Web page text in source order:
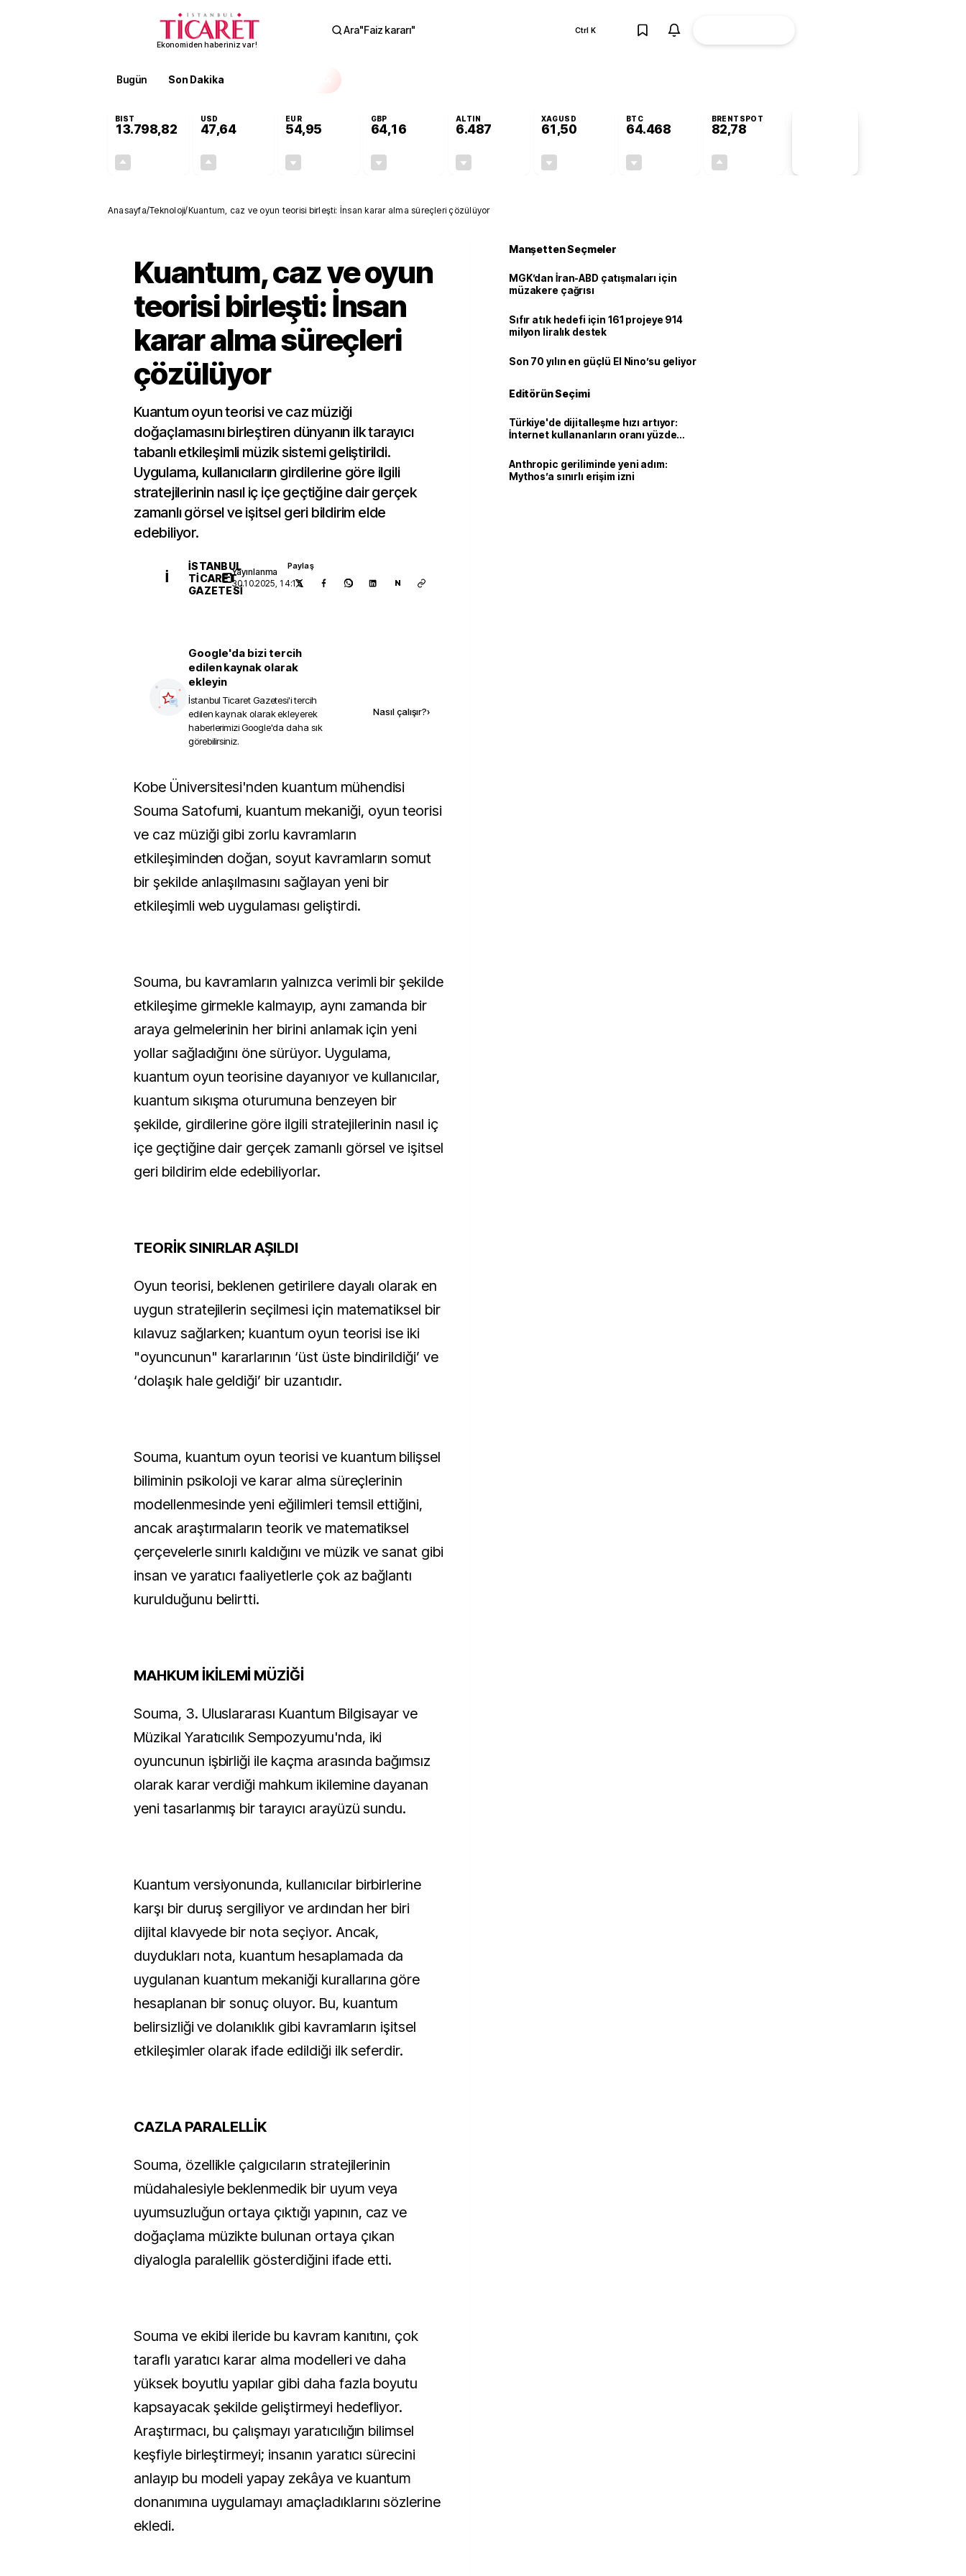
Ekonomiden haberiniz var!
Ara"Faiz kararı" Ctrl K
Bugün Son Dakika
BIST
13.798,82
USD
47,64
EUR
54,95
GBP
64,16
ALTIN
6.487
XAGUSD
61,50
BTC
64.468
BRENTSPOT
82,78
Anasayfa/Teknoloji/Kuantum, caz ve oyun teorisi birleşti: İnsan karar alma süreçleri çözülüyor
Kuantum, caz ve oyun
teorisi birleşti: İnsan
karar alma süreçleri
çözülüyor
Kuantum oyun teorisi ve caz müziği
doğaçlamasını birleştiren dünyanın ilk tarayıcı
tabanlı etkileşimli müzik sistemi geliştirildi.
Uygulama, kullanıcıların girdilerine göre ilgili
stratejilerinin nasıl iç içe geçtiğine dair gerçek
zamanlı görsel ve işitsel geri bildirim elde
edebiliyor.
İ
İSTANBUL
TICARET
GAZETESI
Yayınlanma
30.10.2025, 14:15
Paylaş
N
Google'da bizi tercih
edilen kaynak olarak
ekleyin
İstanbul Ticaret Gazetesi'i tercih
edilen kaynak olarak ekleyerek
haberlerimizi Google'da daha sık
görebilirsiniz.
Nasıl çalışır?›
Kobe Üniversitesi'nden kuantum mühendisi
Souma Satofumi, kuantum mekaniği, oyun teorisi
ve caz müziği gibi zorlu kavramların
etkileşiminden doğan, soyut kavramların somut
bir şekilde anlaşılmasını sağlayan yeni bir
etkileşimli web uygulaması geliştirdi.
Souma, bu kavramların yalnızca verimli bir şekilde
etkileşime girmekle kalmayıp, aynı zamanda bir
araya gelmelerinin her birini anlamak için yeni
yollar sağladığını öne sürüyor. Uygulama,
kuantum oyun teorisine dayanıyor ve kullanıcılar,
kuantum sıkışma oturumuna benzeyen bir
şekilde, girdilerine göre ilgili stratejilerinin nasıl iç
içe geçtiğine dair gerçek zamanlı görsel ve işitsel
geri bildirim elde edebiliyorlar.
TEORİK SINIRLAR AŞILDI
Oyun teorisi, beklenen getirilere dayalı olarak en
uygun stratejilerin seçilmesi için matematiksel bir
kılavuz sağlarken; kuantum oyun teorisi ise iki
"oyuncunun" kararlarının ‘üst üste bindirildiği’ ve
‘dolaşık hale geldiği’ bir uzantıdır.
Souma, kuantum oyun teorisi ve kuantum bilişsel
biliminin psikoloji ve karar alma süreçlerinin
modellenmesinde yeni eğilimleri temsil ettiğini,
ancak araştırmaların teorik ve matematiksel
çerçevelerle sınırlı kaldığını ve müzik ve sanat gibi
insan ve yaratıcı faaliyetlerle çok az bağlantı
kurulduğunu belirtti.
MAHKUM İKİLEMİ MÜZİĞİ
Souma, 3. Uluslararası Kuantum Bilgisayar ve
Müzikal Yaratıcılık Sempozyumu'nda, iki
oyuncunun işbirliği ile kaçma arasında bağımsız
olarak karar verdiği mahkum ikilemine dayanan
yeni tasarlanmış bir tarayıcı arayüzü sundu.
Kuantum versiyonunda, kullanıcılar birbirlerine
karşı bir duruş sergiliyor ve ardından her biri
dijital klavyede bir nota seçiyor. Ancak,
duydukları nota, kuantum hesaplamada da
uygulanan kuantum mekaniği kurallarına göre
hesaplanan bir sonuç oluyor. Bu, kuantum
belirsizliği ve dolanıklık gibi kavramların işitsel
etkileşimler olarak ifade edildiği ilk seferdir.
CAZLA PARALELLİK
Souma, özellikle çalgıcıların stratejilerinin
müdahalesiyle beklenmedik bir uyum veya
uyumsuzluğun ortaya çıktığı yapının, caz ve
doğaçlama müzikte bulunan ortaya çıkan
diyalogla paralellik gösterdiğini ifade etti.
Souma ve ekibi ileride bu kavram kanıtını, çok
taraflı yaratıcı karar alma modelleri ve daha
yüksek boyutlu yapılar gibi daha fazla boyutu
kapsayacak şekilde geliştirmeyi hedefliyor.
Araştırmacı, bu çalışmayı yaratıcılığın bilimsel
keşfiyle birleştirmeyi; insanın yaratıcı sürecini
anlayıp bu modeli yapay zekâya ve kuantum
donanımına uygulamayı amaçladıklarını sözlerine
ekledi.
Manşetten Seçmeler
MGK’dan İran-ABD çatışmaları için
müzakere çağrısı
Sıfır atık hedefi için 161 projeye 914
milyon liralık destek
Son 70 yılın en güçlü El Nino’su geliyor
Editörün Seçimi
Türkiye'de dijitalleşme hızı artıyor:
İnternet kullananların oranı yüzde
Anthropic geriliminde yeni adım:
Mythos’a sınırlı erişim izni